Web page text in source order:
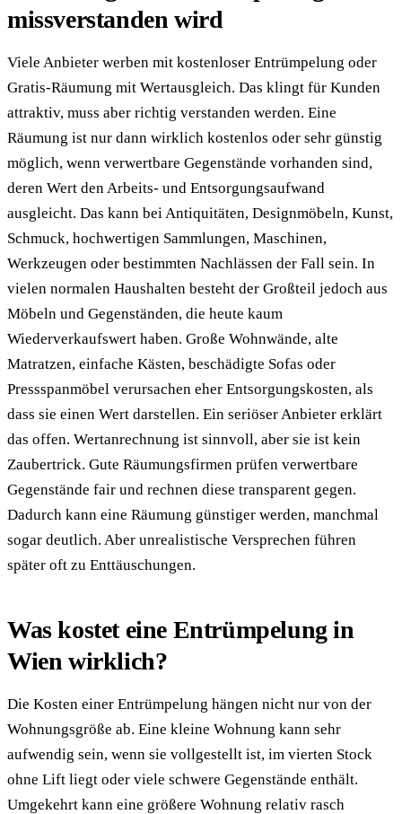
missverstanden wird
Viele Anbieter werben mit kostenloser Entrümpelung oder
Gratis-Räumung mit Wertausgleich. Das klingt für Kunden
attraktiv, muss aber richtig verstanden werden. Eine
Räumung ist nur dann wirklich kostenlos oder sehr günstig
möglich, wenn verwertbare Gegenstände vorhanden sind,
deren Wert den Arbeits- und Entsorgungsaufwand
ausgleicht. Das kann bei Antiquitäten, Designmöbeln, Kunst,
Schmuck, hochwertigen Sammlungen, Maschinen,
Werkzeugen oder bestimmten Nachlässen der Fall sein. In
vielen normalen Haushalten besteht der Großteil jedoch aus
Möbeln und Gegenständen, die heute kaum
Wiederverkaufswert haben. Große Wohnwände, alte
Matratzen, einfache Kästen, beschädigte Sofas oder
Pressspanmöbel verursachen eher Entsorgungskosten, als
dass sie einen Wert darstellen. Ein seriöser Anbieter erklärt
das offen. Wertanrechnung ist sinnvoll, aber sie ist kein
Zaubertrick. Gute Räumungsfirmen prüfen verwertbare
Gegenstände fair und rechnen diese transparent gegen.
Dadurch kann eine Räumung günstiger werden, manchmal
sogar deutlich. Aber unrealistische Versprechen führen
später oft zu Enttäuschungen.
Was kostet eine Entrümpelung in
Wien wirklich?
Die Kosten einer Entrümpelung hängen nicht nur von der
Wohnungsgröße ab. Eine kleine Wohnung kann sehr
aufwendig sein, wenn sie vollgestellt ist, im vierten Stock
ohne Lift liegt oder viele schwere Gegenstände enthält.
Umgekehrt kann eine größere Wohnung relativ rasch